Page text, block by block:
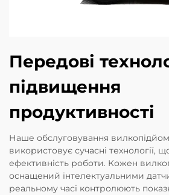
Передові
підвищення
продуктивності
Наше обслуговування
використовує сучасні технології,
ефективність роботи. Кожен
оснащений інтелектуальними
реальному часі контролюють